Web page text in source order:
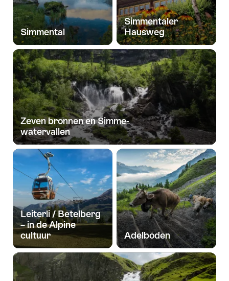
Simmental
Simmentaler
Hausweg
Zeven bronnen en Simme-
watervallen
Leiterli / Betelberg
– in de Alpine
cultuur
Adelboden